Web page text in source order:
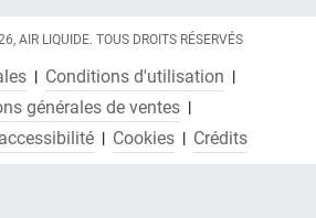
AIR LIQUIDE. TOUS DROITS RÉSERVÉS
Conditions d'utilisation
générales de ventes
Cookies Crédits